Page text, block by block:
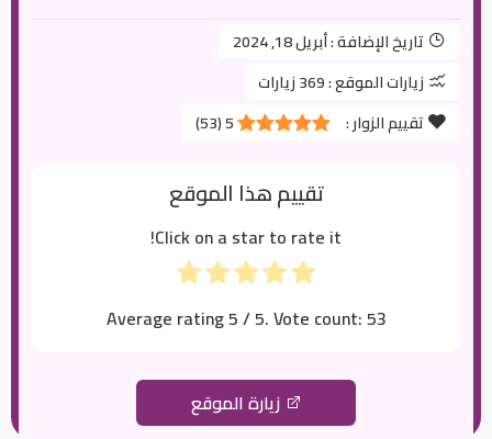
تاريخ الإضافة :أبريل 18, 2024
زيارات الموقع :369 زيارات
تقييم الزوار :
5
(
53
)
تقييم هذا الموقع
Click on a star to rate it!
Average rating5/ 5. Vote count:53
زيارة الموقع